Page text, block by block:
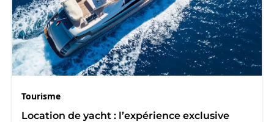
Tourisme
Location de yacht : l’expérience exclusive